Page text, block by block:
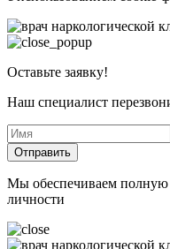
Оставьте заявку!
Наш специалист
Отправить
Мы обеспечиваем полную
личности